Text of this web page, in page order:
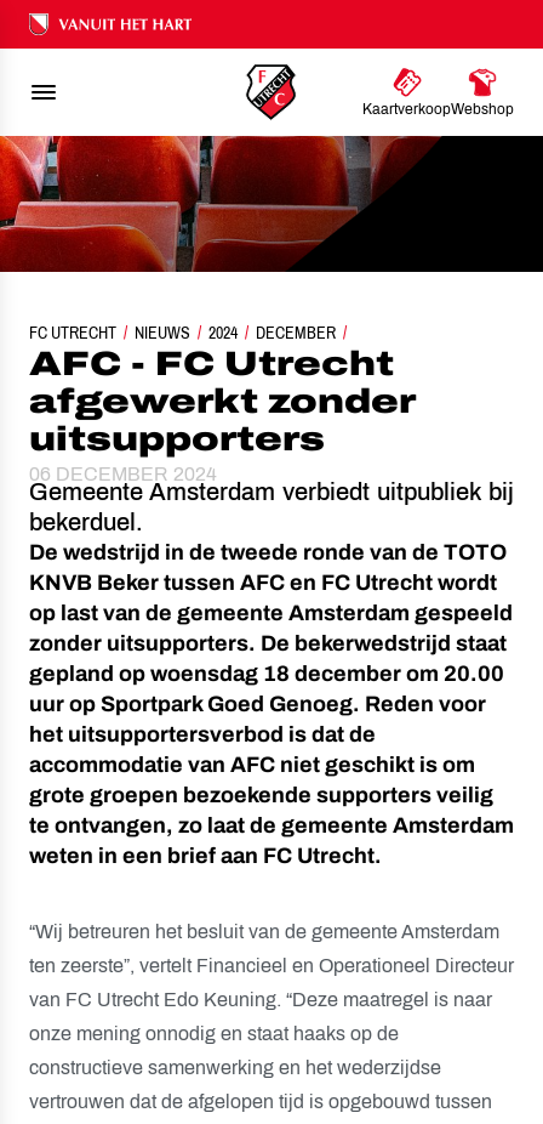
Ons nalatenschap
KaartverkoopWebshop
FC UTRECHT NIEUWS 2024 DECEMBER
AFC - FC UTRECHT AFGEWERKT ZONDER
AFC - FC Utrecht
afgewerkt zonder
uitsupporters
06 DECEMBER 2024
Gemeente Amsterdam verbiedt uitpubliek bij
bekerduel.
De wedstrijd in de tweede ronde van de TOTO
KNVB Beker tussen AFC en FC Utrecht wordt
op last van de gemeente Amsterdam gespeeld
zonder uitsupporters. De bekerwedstrijd staat
gepland op woensdag 18 december om 20.00
uur op Sportpark Goed Genoeg. Reden voor
het uitsupportersverbod is dat de
accommodatie van AFC niet geschikt is om
grote groepen bezoekende supporters veilig
te ontvangen, zo laat de gemeente Amsterdam
weten in een brief aan FC Utrecht.
“Wij betreuren het besluit van de gemeente Amsterdam
ten zeerste”, vertelt Financieel en Operationeel Directeur
van FC Utrecht Edo Keuning. “Deze maatregel is naar
onze mening onnodig en staat haaks op de
constructieve samenwerking en het wederzijdse
vertrouwen dat de afgelopen tijd is opgebouwd tussen